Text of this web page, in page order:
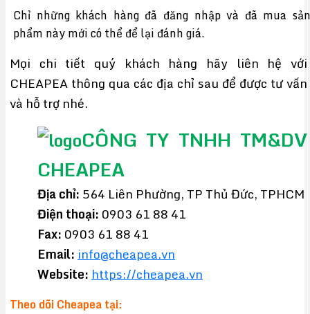
Chỉ những khách hàng đã đăng nhập và đã mua sản
phẩm này mới có thể để lại đánh giá.
Mọi chi tiết quý khách hàng hãy liên hệ với
CHEAPEA thông qua các địa chỉ sau để được tư vấn
và hỗ trợ nhé.
CÔNG TY TNHH TM&DV
CHEAPEA
Địa chỉ: 564 Liên Phường, TP Thủ Đức, TPHCM
Điện thoại: 0903 61 88 41
Fax: 0903 61 88 41
Email:info@cheapea.vn
Website:https://cheapea.vn
Theo dõi Cheapea tại: